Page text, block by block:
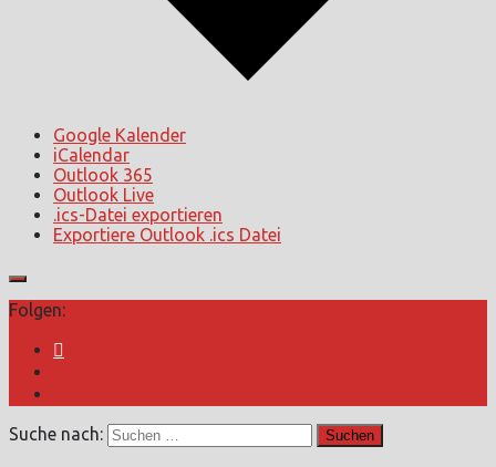
Google Kalender
iCalendar
Outlook 365
Outlook Live
.ics-Datei exportieren
Exportiere Outlook .ics Datei
Folgen:
Suche nach: